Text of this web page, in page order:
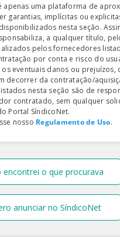
apenas uma plataforma de
garantias, implícitas ou
nesta seção.
a qualquer título,
pelos fornecedores
por conta e risco do
eventuais danos ou prejuízos,
decorrer da contratação/
nesta seção são de
contratado, sem qualquer
Portal SíndicoNet.
nosso Regulamento de Uso.
encontrei o que procurava
anunciar no SíndicoNet